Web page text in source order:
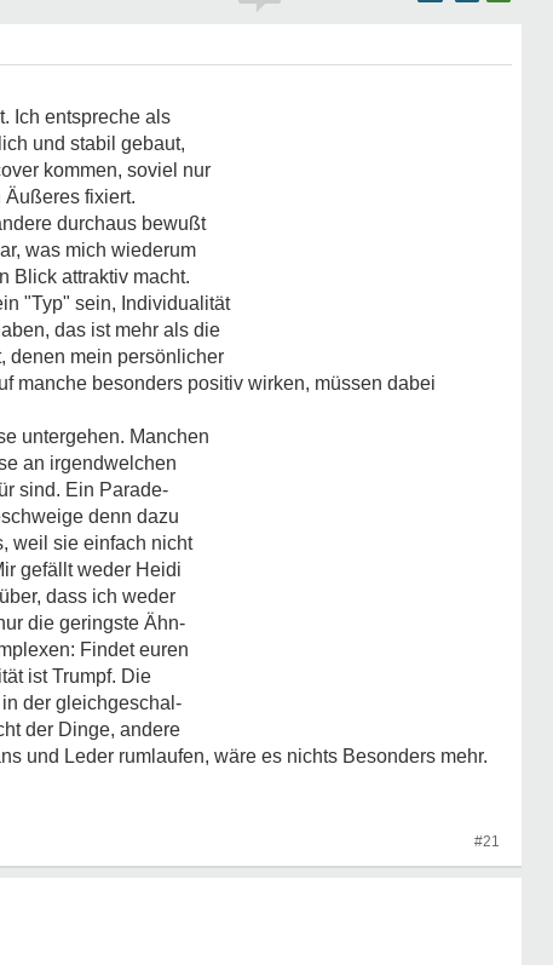
Ich entspreche als
und stabil gebaut,
kommen, soviel nur
Äußeres fixiert.
durchaus bewußt
was mich wiederum
Blick attraktiv macht.
"Typ" sein, Individualität
das ist mehr als die
denen mein persönlicher
manche besonders positiv wirken, müssen dabei
untergehen. Manchen
an irgendwelchen
sind. Ein Parade-
denn dazu
weil sie einfach nicht
gefällt weder Heidi
dass ich weder
die geringste Ähn-
Findet euren
ist Trumpf. Die
der gleichgeschal-
der Dinge, andere
und Leder rumlaufen, wäre es nichts Besonders mehr.
#21